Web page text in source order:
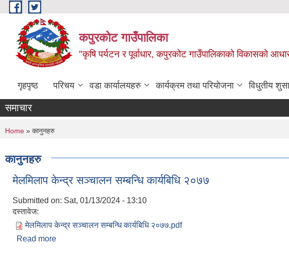
Skip to main content
कपुरकोट गाउँपालिका
"कृषि पर्यटन र पूर्वाधार, कपुरकोट गाउँपालिकाको विकासको
गृहपृष्ठ परिचय वडा कार्यालयहरु कार्यक्रम तथा परियोजना विधुतीय
समाचार
You are here
Home » कानुनहरु
कानुनहरु
मेलमिलाप केन्द्र सञ्चालन सम्बन्धि कार्यबिधि २०७७
Submitted on: Sat, 01/13/2024 - 13:10
दस्तावेज:
मेलमिलाप केन्द्र सञ्चालन सम्बन्धि कार्यबिधि २०७७.pdf
Read more